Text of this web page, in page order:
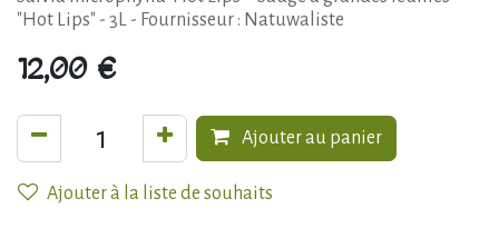
"Hot Lips" - 3L - Fournisseur : Natuwaliste
12,00€
Ajouter au panier
Ajouter à la liste de souhaits